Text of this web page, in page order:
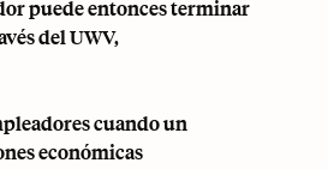
puede entonces terminar
del UWV,
cuando un
económicas